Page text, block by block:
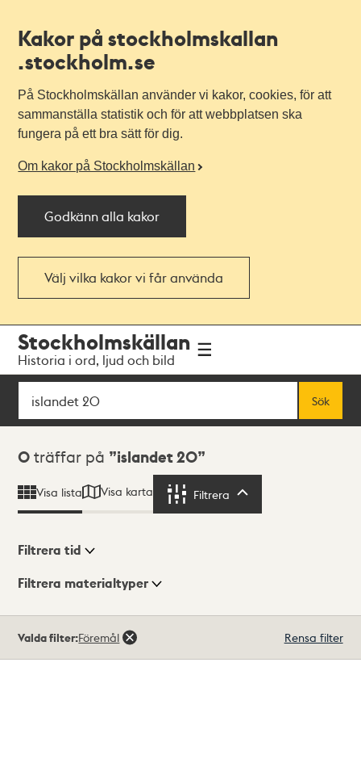
Kakor på stockholmskallan
.stockholm.se
På Stockholmskällan använder vi kakor, cookies, för att
sammanställa statistik och för att webbplatsen ska
fungera på ett bra sätt för dig.
Om kakor på Stockholmskällan
Godkänn alla kakor
Välj vilka kakor vi får använda
navigationen
huvudinnehållet
Stockholmskällan
Historia i ord, ljud och bild
Sök
Sök
Sökresultat
0 träffar på islandet 20
Visa lista Visa karta Filtrera
Visningsläge
Filtrera tid
Filtrera materialtyper
träffar
Valda filter:Föremål Rensa filter